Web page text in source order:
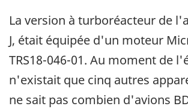
La version à turboréacteur de
J, était équipée d'un moteur
TRS18-046-01. Au moment de
n'existait que cinq autres
ne sait pas combien d'avions